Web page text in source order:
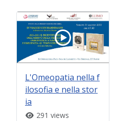
L'Omeopatia nella f
ilosofia e nella stor
ia
291 views